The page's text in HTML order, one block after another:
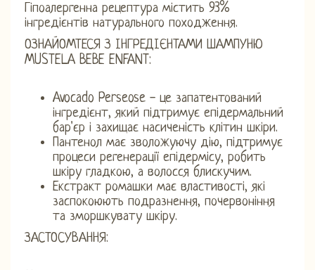
Гіпоалергенна рецептура містить 93%
інгредієнтів натурального походження.
ОЗНАЙОМТЕСЯ З ІНГРЕДІЄНТАМИ ШАМПУНЮ
MUSTELA BEBE ENFANT:
Avocado Perseose - це запатентований
інгредієнт, який підтримує епідермальний
бар'єр і захищає насиченість клітин шкіри.
Пантенол має зволожуючу дію, підтримує
процеси регенерації епідермісу, робить
шкіру гладкою, а волосся блискучим.
Екстракт ромашки має властивості, які
заспокоюють подразнення, почервоніння
та зморшкувату шкіру.
ЗАСТОСУВАННЯ: